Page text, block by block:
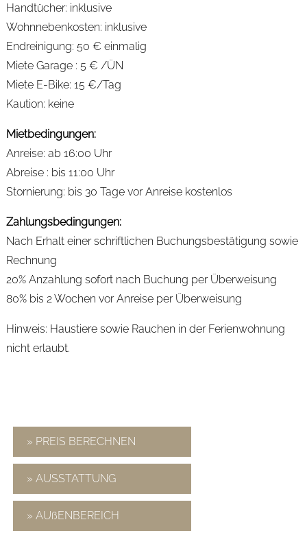
Handtücher: inklusive
Wohnnebenkosten: inklusive
Endreinigung: 50 € einmalig
Miete Garage : 5 € /ÜN
Miete E-Bike: 15 €/Tag
Kaution: keine
Mietbedingungen:
Anreise: ab 16:00 Uhr
Abreise : bis 11:00 Uhr
Stornierung: bis 30 Tage vor Anreise kostenlos
Zahlungsbedingungen:
Nach Erhalt einer schriftlichen Buchungsbestätigung sowie
Rechnung
20% Anzahlung sofort nach Buchung per Überweisung
80% bis 2 Wochen vor Anreise per Überweisung
Hinweis: Haustiere sowie Rauchen in der Ferienwohnung
nicht erlaubt.
» PREIS BERECHNEN
» AUSSTATTUNG
» AUßENBEREICH